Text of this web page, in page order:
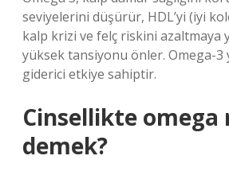
seviyelerini düşürür, HDL’yi (iyi
kalp krizi ve felç riskini azaltmaya
yüksek tansiyonu önler. Omega-
giderici etkiye sahiptir.
Cinsellikte omega
demek?